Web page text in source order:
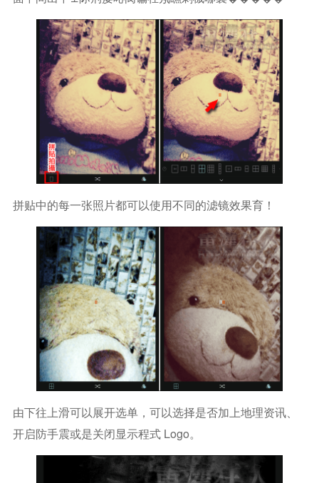
拼贴中的每一张照片都可以使用不同的滤镜效果育！
由下往上滑可以展开选单，可以选择是否加上地理资讯、
开启防手震或是关闭显示程式 Logo。